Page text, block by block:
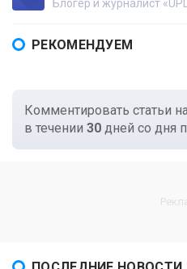
Блогер и журналист
РЕКОМЕНДУЕМ
Комментировать статьи
в течении 30 дней со дня